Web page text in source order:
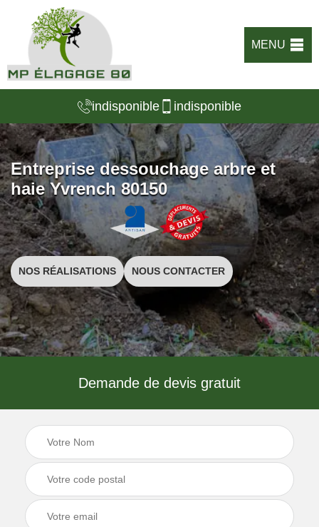
MENU
indisponible indisponible
Entreprise dessouchage arbre et
haie Yvrench 80150
NOS RÉALISATIONS NOUS CONTACTER
Demande de devis gratuit